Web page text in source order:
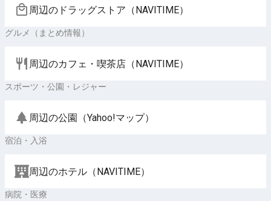
周辺のドラッグストア（NAVITIME）
グルメ（まとめ情報）
周辺のカフェ・喫茶店（NAVITIME）
スポーツ・公園・レジャー
周辺の公園（Yahoo!マップ）
宿泊・入浴
周辺のホテル（NAVITIME）
病院・医療